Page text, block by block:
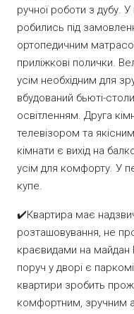
ручної роботи з дубу. У
робились під
ортопедичним
приліжкові полички.
усім необхідним для
вбудований бьюті-
освітленням. Друга
телевізором та
кімнати є вихід на
усім для комфорту. У
купе.
✔️Квартира має
розташовування, не
краєвидами на
поруч у дворі є
квартири зробить
комфортним, зручним